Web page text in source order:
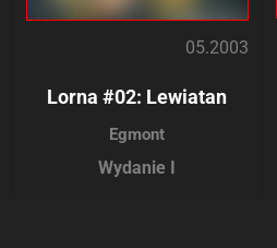
05.2003
Lorna #02: Lewiatan
Egmont
Wydanie I